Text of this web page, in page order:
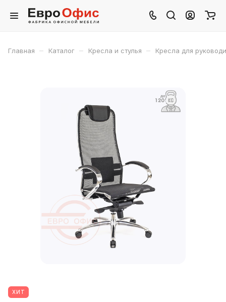
Главная – Каталог – Кресла и стулья – Кресла для
ХИТ